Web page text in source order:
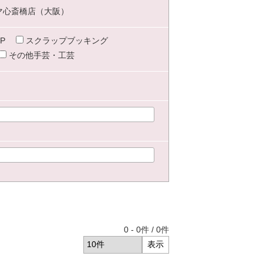
斎橋店（大阪）
スクラップブッキング
その他手芸・工芸
0 - 0件 / 0件